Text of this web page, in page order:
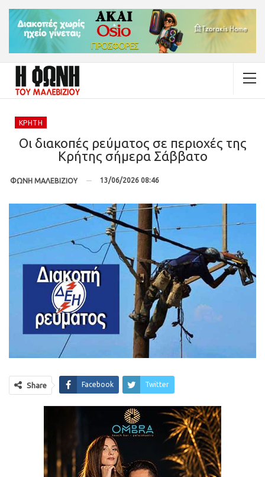
ΚΡΉΤΗ
Οι διακοπές ρεύματος σε περιοχές της
Κρήτης σήμερα Σάββατο
ΦΩΝΗ ΜΑΛΕΒΙΖΙΟΥ 13/06/2026 08:46
Share Facebook Twitter